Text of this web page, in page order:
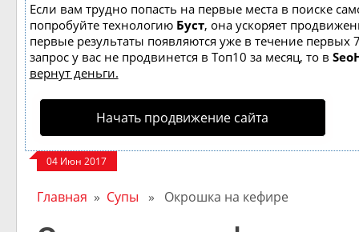
Если вам трудно попасть на первые места в поиске
попробуйте технологию Буст, она ускоряет
первые результаты появляются уже в течение первых
запрос у вас не продвинется в Топ10 за месяц, то в
вернут деньги.
Начать продвижение сайта
04 Июн 2017
Главная » Супы » Окрошка на кефире